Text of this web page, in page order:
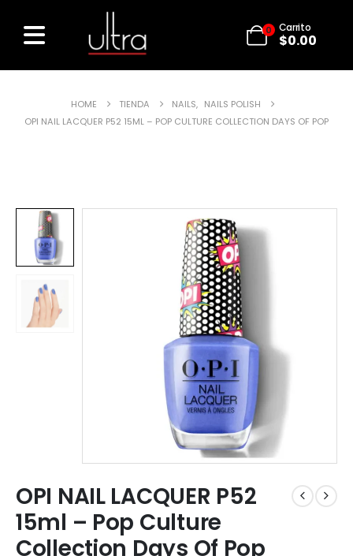
0 Carrito
$0.00
HOME TIENDA NAILS, NAILS POLISH
OPI NAIL LACQUER P52 15ML – POP CULTURE COLLECTION DAYS OF POP
OPI NAIL LACQUER P52
15ml – Pop Culture
Collection Days Of Pop